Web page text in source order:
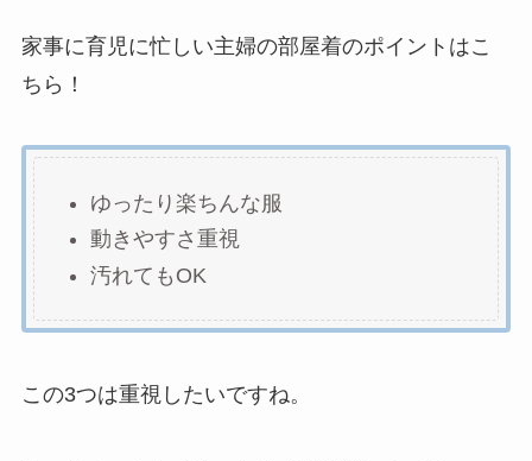
家事に育児に忙しい主婦の部屋着のポイントはこ
ちら！
ゆったり楽ちんな服
動きやすさ重視
汚れてもOK
この3つは重視したいですね。